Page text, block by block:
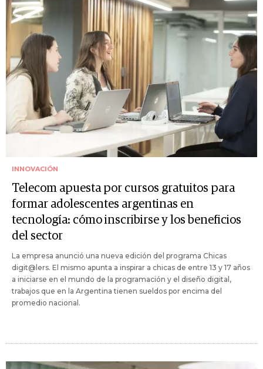
INNOVACIÓN
Telecom apuesta por cursos gratuitos para
formar adolescentes argentinas en
tecnología: cómo inscribirse y los beneficios
del sector
La empresa anunció una nueva edición del programa Chicas
digit@lers. El mismo apunta a inspirar a chicas de entre 13 y 17 años
a iniciarse en el mundo de la programación y el diseño digital,
trabajos que en la Argentina tienen sueldos por encima del
promedio nacional.